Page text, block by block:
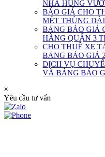
NHÀ HÙNG
BÁO GIÁ CHO
MÉT THÙNG DÀI
BẢNG BÁO GIÁ
HÀNG QUẬN 3
CHO THUÊ XE
BẢNG BÁO GIÁ
DỊCH VỤ
VÀ BẢNG BÁO
×
Yêu cầu tư vấn